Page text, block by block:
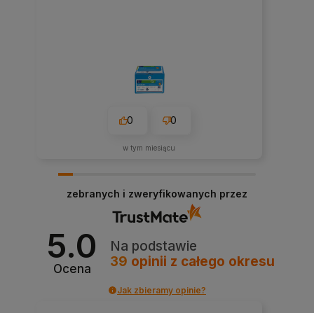
0 0
w tym miesiącu
zebranych i zweryfikowanych przez
5.0
Ocena
Na podstawie
39 opinii z całego okresu
Jak zbieramy opinie?